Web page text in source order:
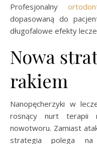
Profesjonalny
dopasowaną do
długofalowe efekty
Nowa
rakiem
Nanopęcherzyki w
rosnący nurt terapii
nowotworu. Zamiast
strategia polega na